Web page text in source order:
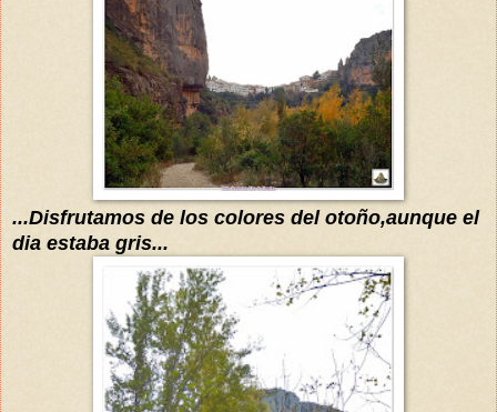
...Disfrutamos de los colores del otoño,aunque el
dia estaba gris...